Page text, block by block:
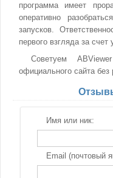
программа имеет
оперативно
запусков.
первого взгляда за
Советуем
официального сайта
Имя или ник:
Email (почтовый